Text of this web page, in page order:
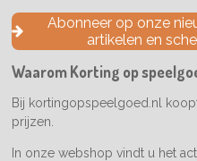
e
o
k
t
a
g
a
m
T
o
k
Abonneer op onze
artikelen en
Waarom Korting op
Bij kortingopspeelgoed.nl
prijzen.
In onze webshop vindt u het